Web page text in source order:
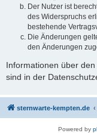
Der Nutzer ist
des Widerspruchs
bestehende
Die Änderungen
den Änderungen
Informationen über
sind in der
sternwarte-kempten.de
Powered by